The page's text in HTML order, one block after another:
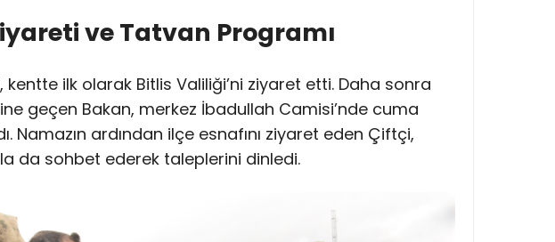
ve Tatvan Programı
kentte ilk olarak Bitlis Valiliği’ni ziyaret etti. Daha sonra
geçen Bakan, merkez İbadullah Camisi’nde cuma
Namazın ardından ilçe esnafını ziyaret eden Çiftçi,
da sohbet ederek taleplerini dinledi.